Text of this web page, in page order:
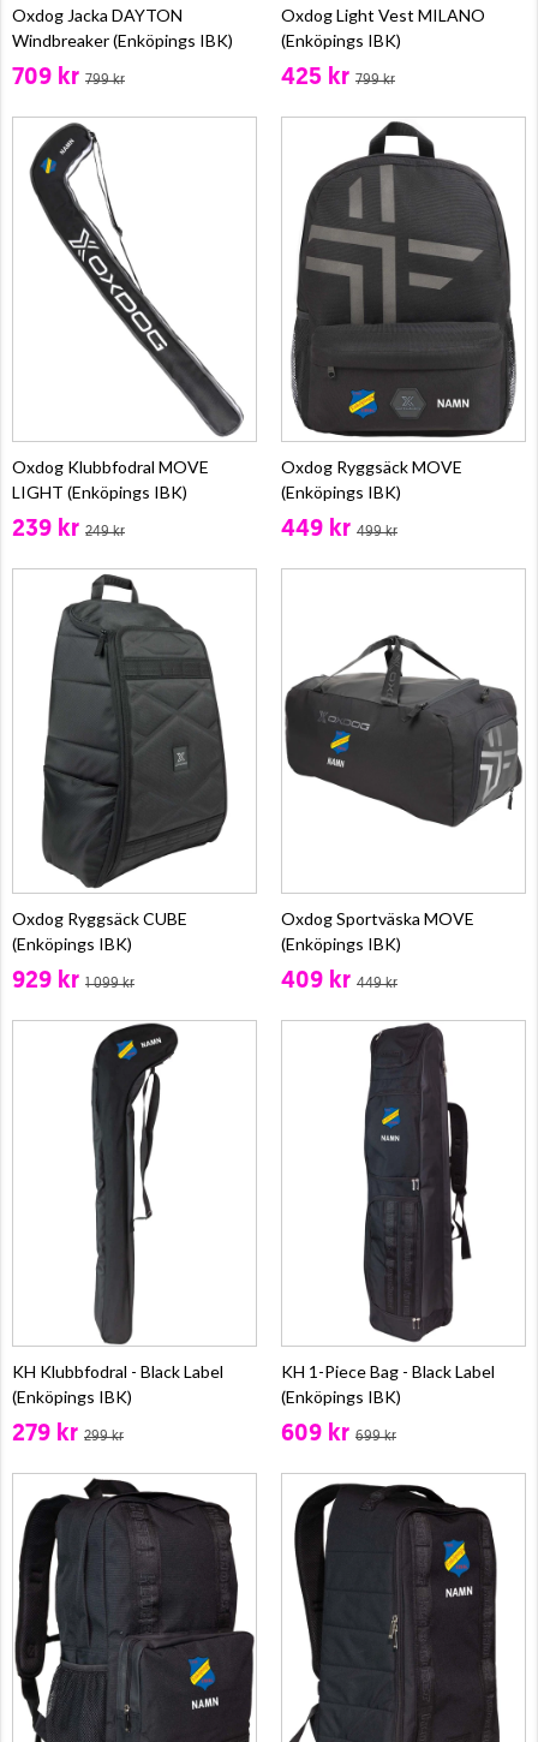
Oxdog Jacka DAYTON
Windbreaker (Enköpings IBK)
709 kr 799 kr
Oxdog Light Vest MILANO
(Enköpings IBK)
425 kr 799 kr
Oxdog Klubbfodral MOVE
LIGHT (Enköpings IBK)
239 kr 249 kr
Oxdog Ryggsäck MOVE
(Enköpings IBK)
449 kr 499 kr
Oxdog Ryggsäck CUBE
(Enköpings IBK)
929 kr 1 099 kr
Oxdog Sportväska MOVE
(Enköpings IBK)
409 kr 449 kr
KH Klubbfodral - Black Label
(Enköpings IBK)
279 kr 299 kr
KH 1-Piece Bag - Black Label
(Enköpings IBK)
609 kr 699 kr